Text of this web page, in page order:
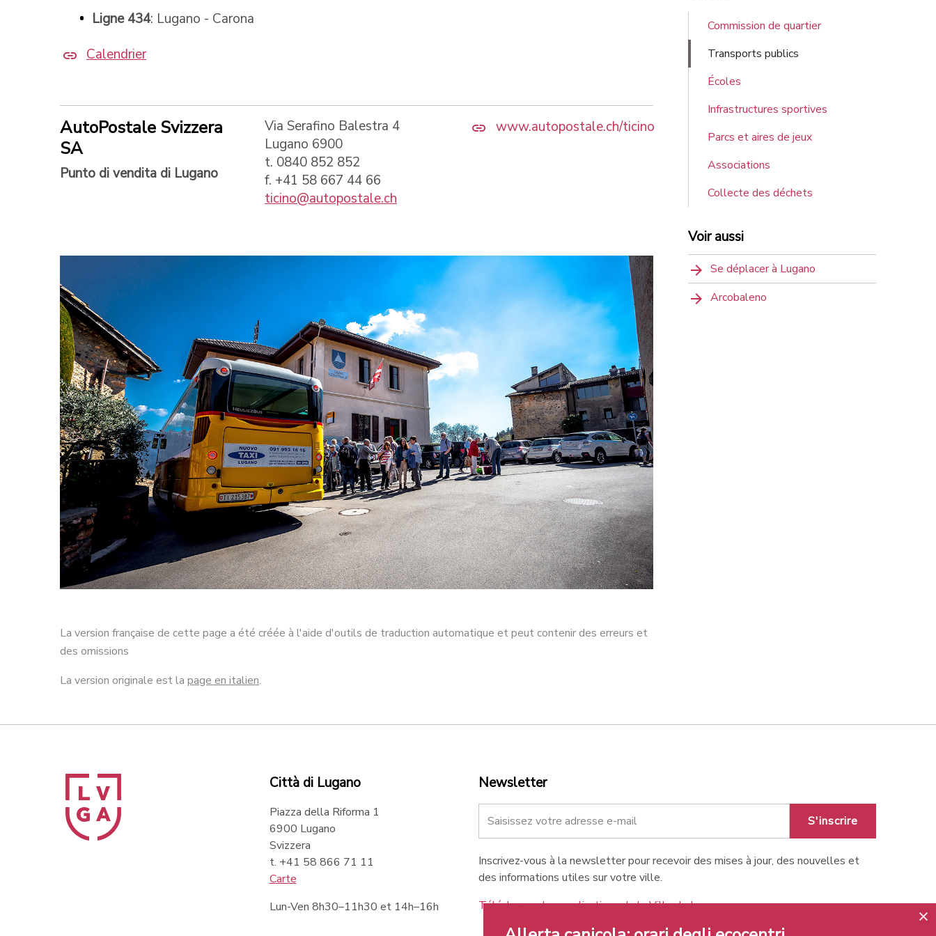
Ligne 434: Lugano - Carona
Calendrier
AutoPostale Svizzera
SA
Punto di vendita di Lugano
Via Serafino Balestra 4
Lugano 6900
t. 0840 852 852
f. +41 58 667 44 66
ticino@autopostale.ch
www.autopostale.ch/ticino
La version française de cette page a été créée à l'aide d'outils de traduction automatique et peut contenir des erreurs et
des omissions
La version originale est la page en italien.
Commission de quartier
Transports publics
Écoles
Infrastructures sportives
Parcs et aires de jeux
Associations
Collecte des déchets
Voir aussi
Se déplacer à Lugano
Arcobaleno
Città di Lugano
Piazza della Riforma 1
6900 Lugano
Svizzera
t. +41 58 866 71 11
Carte
Lun-Ven 8h30–11h30 et 14h–16h
Newsletter
S'inscrire
Inscrivez-vous à la newsletter pour recevoir des mises à jour, des nouvelles et
des informations utiles sur votre ville.
Téléchargez les applications de la Ville de Lugano